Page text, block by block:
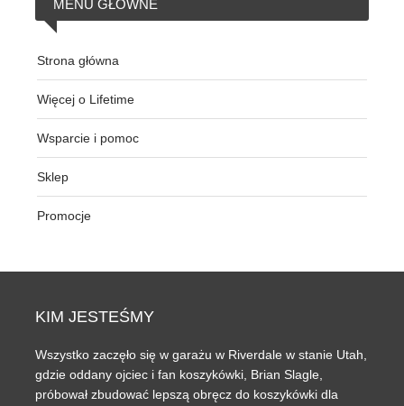
MENU GŁÓWNE
Strona główna
Więcej o Lifetime
Wsparcie i pomoc
Sklep
Promocje
KIM JESTEŚMY
Wszystko zaczęło się w garażu w Riverdale w stanie Utah,
gdzie oddany ojciec i fan koszykówki, Brian Slagle,
próbował zbudować lepszą obręcz do koszykówki dla